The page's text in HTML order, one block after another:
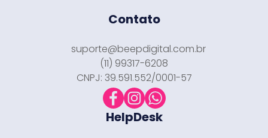
Contato
suporte@beepdigital.com.br
(11) 99317-6208
CNPJ: 39.591.552/0001-57
HelpDesk